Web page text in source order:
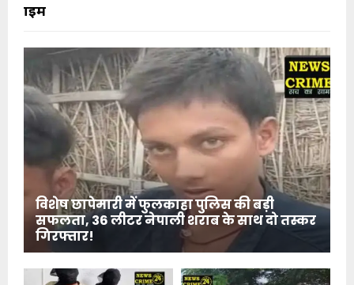
क्राइम
विशेष छापेमारी में फुलकाहा पुलिस की बड़ी
सफलता, 36 लीटर नेपाली शराब के साथ दो तस्कर
गिरफ्तार!